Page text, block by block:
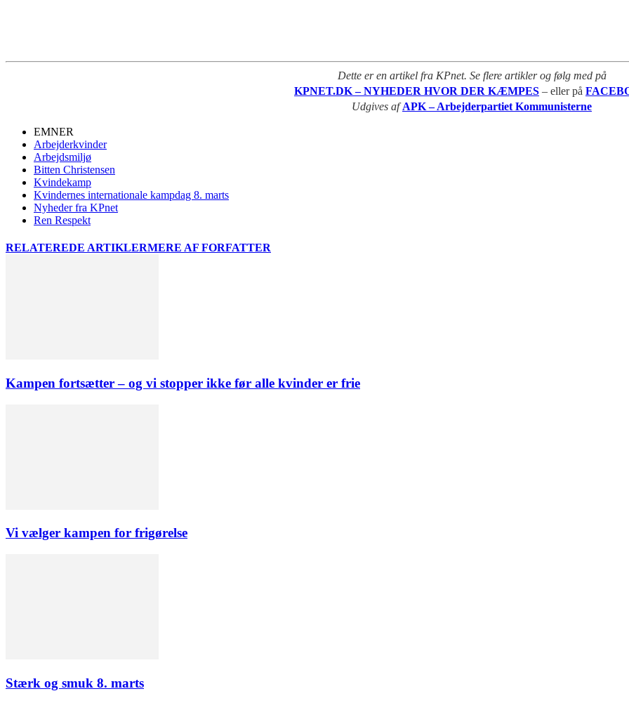
Dette er en artikel fra KPnet. Se flere artikler og følg med på
KPNET.DK – NYHEDER HVOR DER KÆMPES – eller på
Udgives afAPK – Arbejderpartiet Kommunisterne
EMNER
Arbejderkvinder
Arbejdsmiljø
Bitten Christensen
Kvindekamp
Kvindernes internationale kampdag 8. marts
Nyheder fra KPnet
Ren Respekt
RELATEREDE ARTIKLERMERE AF FORFATTER
Kampen fortsætter – og vi stopper ikke før alle kvinder er frie
Vi vælger kampen for frigørelse
Stærk og smuk 8. marts